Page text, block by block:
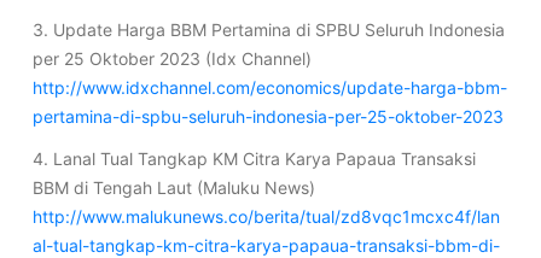
3. Update Harga BBM Pertamina di SPBU Seluruh Indonesia
per 25 Oktober 2023 (Idx Channel)
http://www.idxchannel.com/economics/update-harga-bbm-
pertamina-di-spbu-seluruh-indonesia-per-25-oktober-2023
4. Lanal Tual Tangkap KM Citra Karya Papaua Transaksi
BBM di Tengah Laut (Maluku News)
http://www.malukunews.co/berita/tual/zd8vqc1mcxc4f/lan
al-tual-tangkap-km-citra-karya-papaua-transaksi-bbm-di-